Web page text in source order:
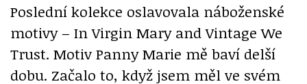
Poslední kolekce oslavovala náboženské
motivy – In Virgin Mary and Vintage We
Trust. Motiv Panny Marie mě baví delší
dobu. Začalo to, když jsem měl ve svém